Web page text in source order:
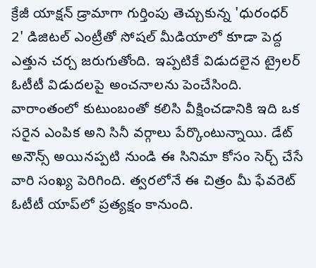
క్రేజీ యాక్షన్ డ్రామాగా గుర్తింపు తెచ్చుకున్న 'ధురంధర్
2' డిజిటల్ ఎంట్రీతో సోషల్ మీడియాలో కూడా పెద్ద
ఎత్తున చర్చ జరుగుతోంది. ఇప్పటికే విడుదలైన ట్రైలర్
ఓటీటీ విడుదలపై అంచనాలను పెంచేసింది.
వారాంతంలో కుటుంబంతో కలిసి వీక్షించడానికి ఇది ఒక
సరైన ఎంపిక అని సినీ వర్గాలు పేర్కొంటున్నాయి. డేట్
అనౌన్స్ అయినప్పటి నుండి ఈ సినిమా కోసం సెర్చ్ చేసే
వారి సంఖ్య పెరిగింది. త్వరలోనే ఈ చిత్రం మీ ఫేవరెట్
ఓటీటీ యాప్‌లో ప్రత్యక్షం కానుంది.